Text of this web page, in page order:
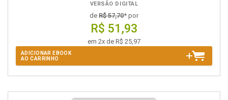
VERSÃO DIGITAL
de R$ 57,70* por
R$ 51,93
em 2x de R$ 25,97
ADICIONAR EBOOK
AO CARRINHO